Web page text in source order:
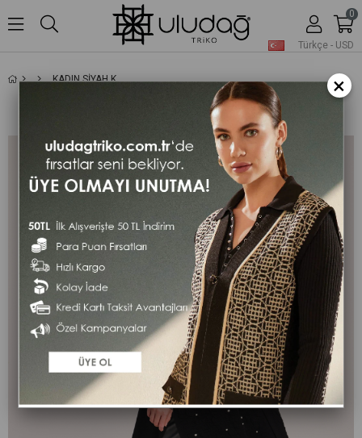
Türkçe - USD
0
KADIN SIYAH KABARTMA İNCILI KEPENEK PANÇO ×